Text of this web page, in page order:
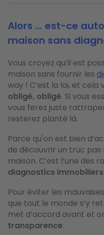
Alors ... est-ce
maison sans
Vous croyez qu’il est
maison sans fournir les
way ! C’est la loi, et cela
obligé, obligé. Si vous
vous ferez juste
resterez planté là.
Parce qu'on est bien
de découvrir un truc
maison. C’est l’une des
diagnostics immobiliers
Pour éviter les
que tout le monde s’y
met d’accord avant et
transparence.